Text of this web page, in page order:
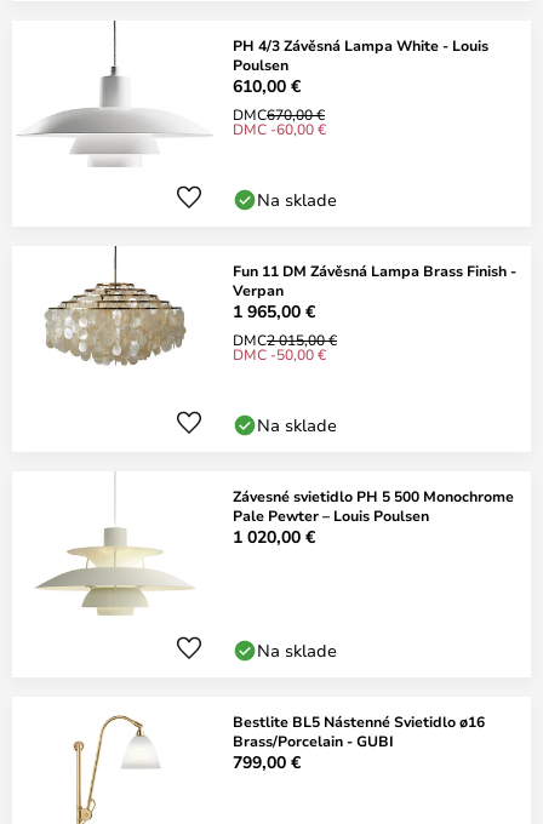
PH 4/3 Závěsná Lampa White - Louis
Poulsen
610,00 €
DMC670,00 €
DMC -60,00 €
Na sklade
Fun 11 DM Závěsná Lampa Brass Finish -
Verpan
1 965,00 €
DMC2 015,00 €
DMC -50,00 €
Na sklade
Závesné svietidlo PH 5 500 Monochrome
Pale Pewter – Louis Poulsen
1 020,00 €
Na sklade
Bestlite BL5 Nástenné Svietidlo ø16
Brass/Porcelain - GUBI
799,00 €